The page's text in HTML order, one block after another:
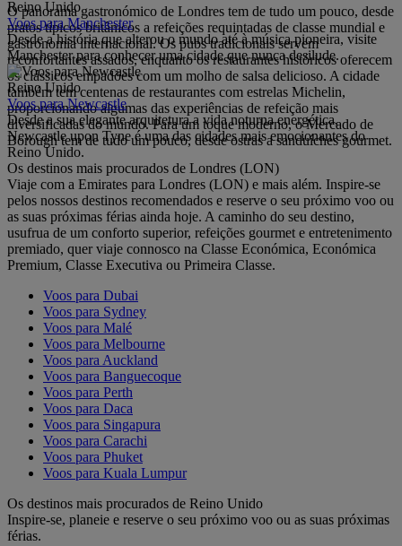
O panorama gastronómico de Londres tem de tudo um pouco, desde
pratos típicos britânicos a refeições requintadas de classe mundial e
gastronomia internacional. Os pubs tradicionais servem
reconfortantes assados, enquanto os restaurantes históricos oferecem
os clássicos empadões com um molho de salsa delicioso. A cidade
também tem centenas de restaurantes com estrelas Michelin,
proporcionando algumas das experiências de refeição mais
diversificadas do mundo. Para um toque moderno, o Mercado de
Borough tem de tudo um pouco, desde ostras a sanduíches gourmet.
Reino Unido
Voos para Manchester
Desde a história que alterou o mundo até à música pioneira, visite
Manchester para conhecer uma cidade que nunca desilude.
Reino Unido
Voos para Newcastle
Desde a sua elegante arquitetura a vida noturna energética,
Newcastle upon Tyne é uma das cidades mais emocionantes do
Reino Unido.
Os destinos mais procurados de Londres (LON)
Viaje com a Emirates para Londres (LON) e mais além. Inspire-se
pelos nossos destinos recomendados e reserve o seu próximo voo ou
as suas próximas férias ainda hoje. A caminho do seu destino,
usufrua de um conforto superior, refeições gourmet e entretenimento
premiado, quer viaje connosco na Classe Económica, Económica
Premium, Classe Executiva ou Primeira Classe.
Voos para Dubai
Voos para Sydney
Voos para Malé
Voos para Melbourne
Voos para Auckland
Voos para Banguecoque
Voos para Perth
Voos para Daca
Voos para Singapura
Voos para Carachi
Voos para Phuket
Voos para Kuala Lumpur
Os destinos mais procurados de Reino Unido
Inspire-se, planeie e reserve o seu próximo voo ou as suas próximas
férias.